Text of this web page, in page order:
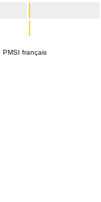
PMSI français